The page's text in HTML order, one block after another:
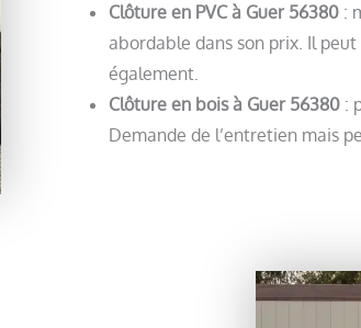
Clôture en PVC à Guer 56380 :
abordable dans son prix. Il
également.
Clôture en bois à Guer 56380 :
Demande de l’entretien mais